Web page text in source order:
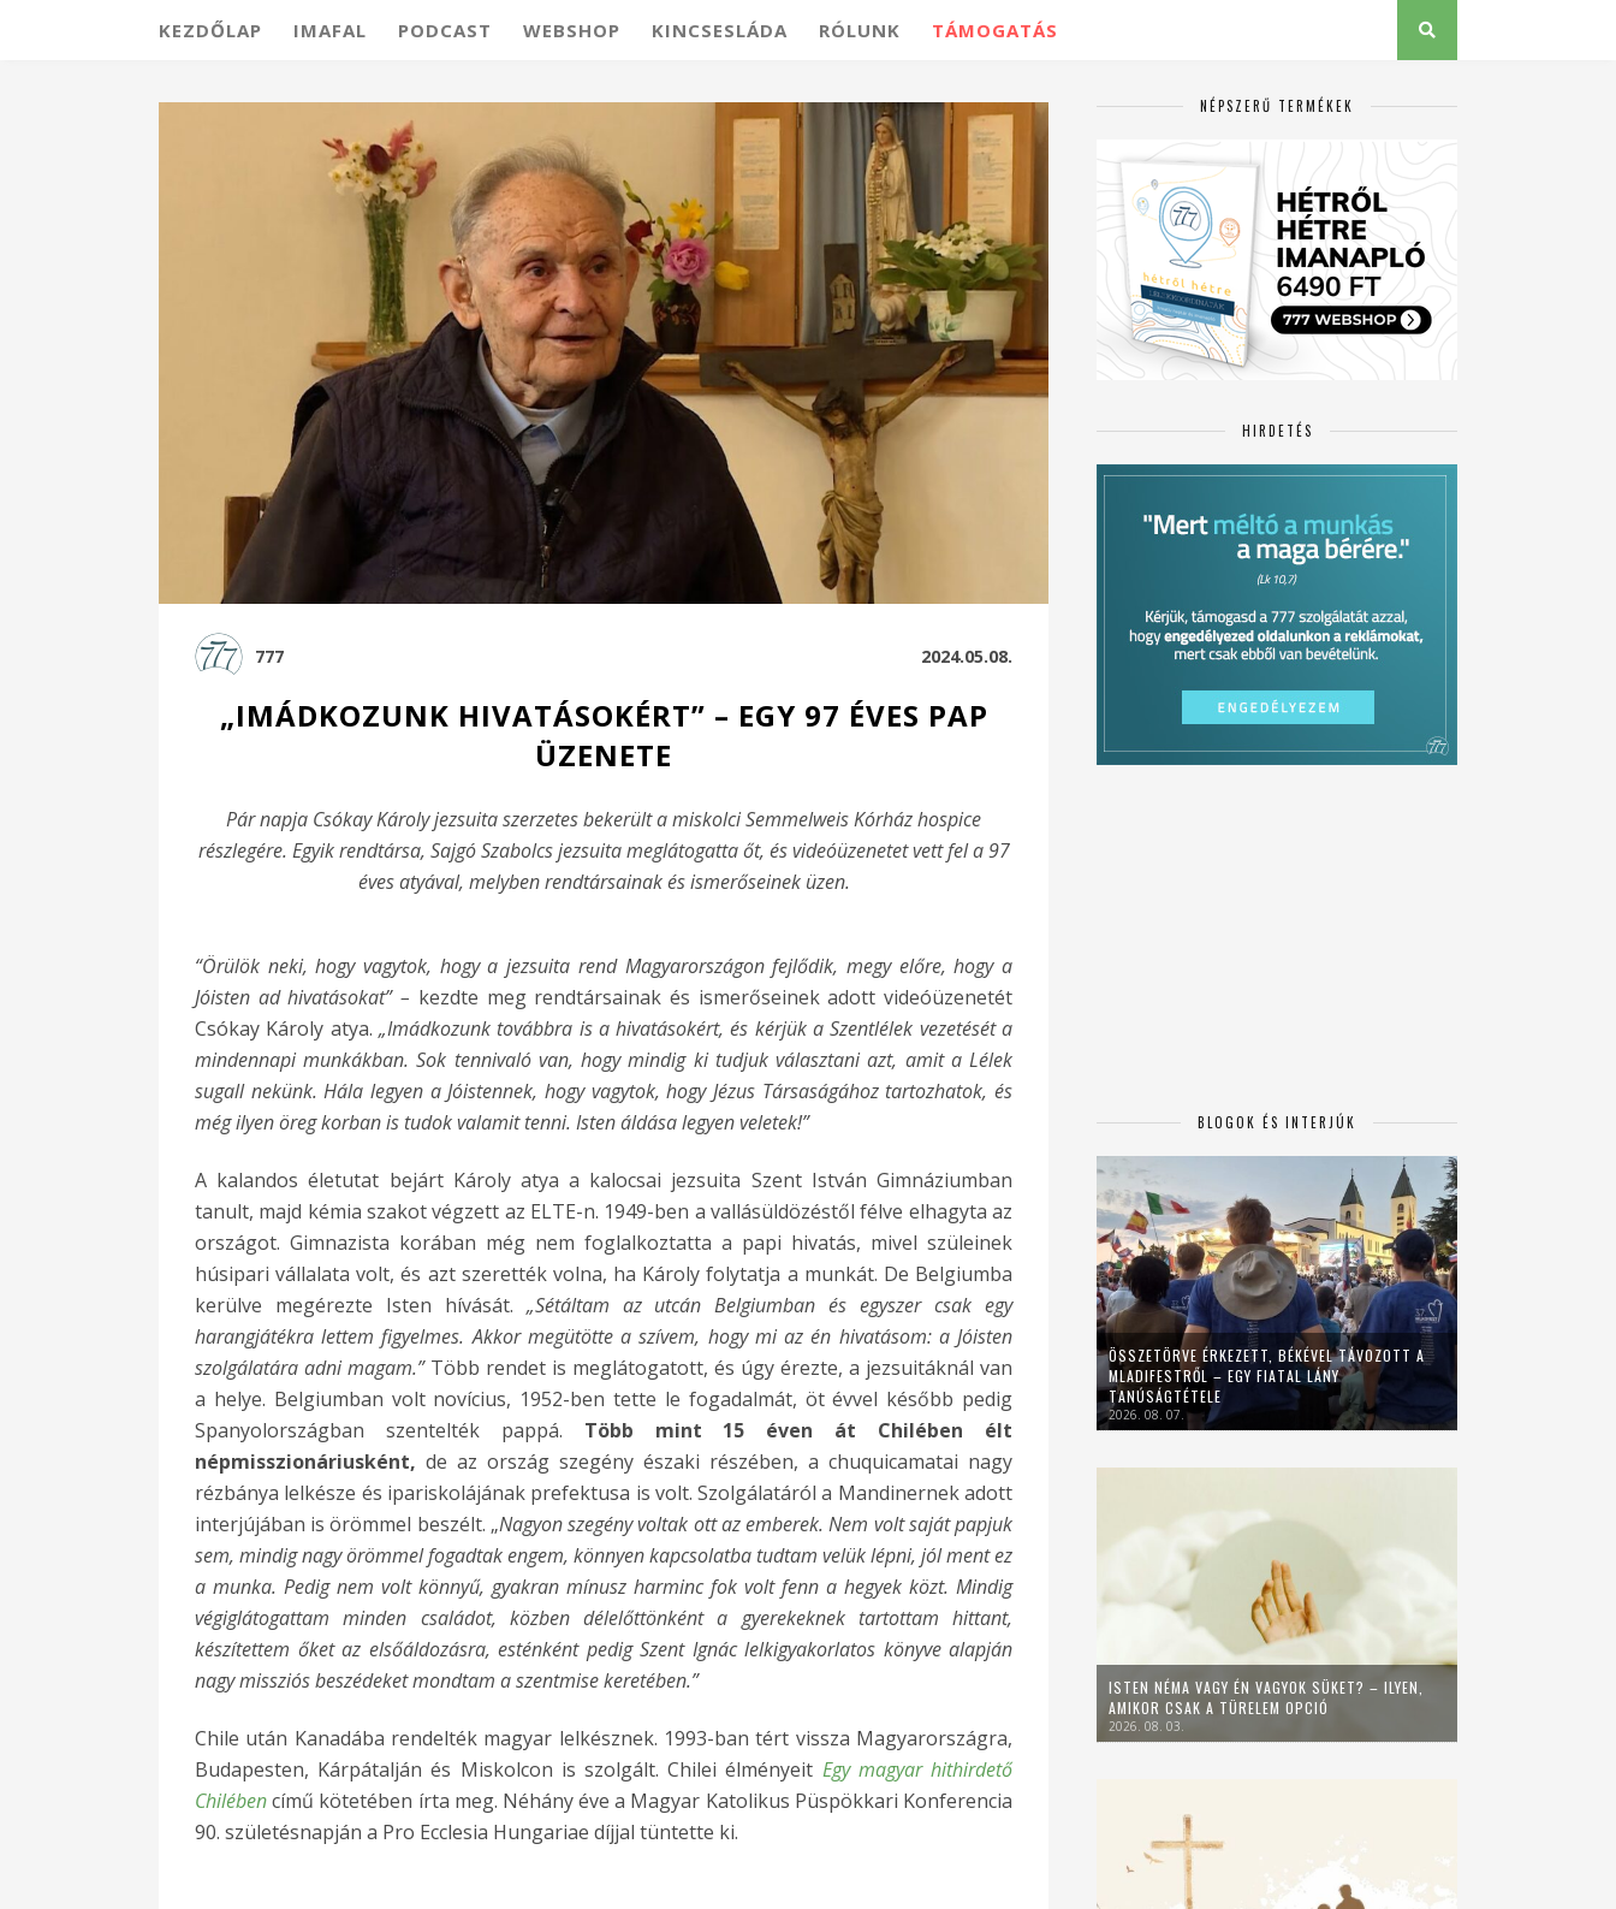
KEZDŐLAP IMAFAL PODCAST WEBSHOP KINCSESLÁDA RÓLUNK TÁMOGATÁS
777 2024.05.08.
„IMÁDKOZUNK HIVATÁSOKÉRT” – EGY 97 ÉVES PAP
ÜZENETE
Pár napja Csókay Károly jezsuita szerzetes bekerült a miskolci Semmelweis Kórház hospice
részlegére. Egyik rendtársa, Sajgó Szabolcs jezsuita meglátogatta őt, és videóüzenetet vett fel a 97
éves atyával, melyben rendtársainak és ismerőseinek üzen.
“Örülök neki, hogy vagytok, hogy a jezsuita rend Magyarországon fejlődik, megy előre, hogy a
Jóisten ad hivatásokat” – kezdte meg rendtársainak és ismerőseinek adott videóüzenetét
Csókay Károly atya. „Imádkozunk továbbra is a hivatásokért, és kérjük a Szentlélek vezetését a
mindennapi munkákban. Sok tennivaló van, hogy mindig ki tudjuk választani azt, amit a Lélek
sugall nekünk. Hála legyen a Jóistennek, hogy vagytok, hogy Jézus Társaságához tartozhatok, és
még ilyen öreg korban is tudok valamit tenni. Isten áldása legyen veletek!”
A kalandos életutat bejárt Károly atya a kalocsai jezsuita Szent István Gimnáziumban
tanult, majd kémia szakot végzett az ELTE-n. 1949-ben a vallásüldözéstől félve elhagyta az
országot. Gimnazista korában még nem foglalkoztatta a papi hivatás, mivel szüleinek
húsipari vállalata volt, és azt szerették volna, ha Károly folytatja a munkát. De Belgiumba
kerülve megérezte Isten hívását. „Sétáltam az utcán Belgiumban és egyszer csak egy
harangjátékra lettem figyelmes.Akkor megütötte a szívem, hogy mi az én hivatásom: a Jóisten
szolgálatára adni magam.” Több rendet is meglátogatott, és úgy érezte, a jezsuitáknál van
a helye. Belgiumban volt novícius, 1952-ben tette le fogadalmát, öt évvel később pedig
Spanyolországban szentelték pappá. Több mint 15 éven át Chilében élt
népmisszionáriusként, de az ország szegény északi részében, a chuquicamatai nagy
rézbánya lelkésze és ipariskolájának prefektusa is volt. Szolgálatáról a Mandinernek adott
interjújában is örömmel beszélt. „Nagyon szegény voltak ott az emberek. Nem volt saját papjuk
sem, mindig nagy örömmel fogadtak engem, könnyen kapcsolatba tudtam velük lépni, jól ment ez
a munka. Pedig nem volt könnyű, gyakran mínusz harminc fok volt fenn a hegyek közt. Mindig
végiglátogattam minden családot, közben délelőttönként a gyerekeknek tartottam hittant,
készítettem őket az elsőáldozásra, esténként pedig Szent Ignác lelkigyakorlatos könyve alapján
nagy missziós beszédeket mondtam a szentmise keretében.”
Chile után Kanadába rendelték magyar lelkésznek. 1993-ban tért vissza Magyarországra,
Budapesten, Kárpátalján és Miskolcon is szolgált. Chilei élményeit Egy magyar hithirdető
Chilébencímű kötetében írta meg. Néhány éve a Magyar Katolikus Püspökkari Konferencia
90. születésnapján a Pro Ecclesia Hungariae díjjal tüntette ki.
NÉPSZERŰ TERMÉKEK
HIRDETÉS
BLOGOK ÉS INTERJÚK
ÖSSZETÖRVE ÉRKEZETT, BÉKÉVEL TÁVOZOTT A
MLADIFESTRŐL – EGY FIATAL LÁNY
TANÚSÁGTÉTELE
2026. 08. 07.
ISTEN NÉMA VAGY ÉN VAGYOK SÜKET? – ILYEN,
AMIKOR CSAK A TÜRELEM OPCIÓ
2026. 08. 03.